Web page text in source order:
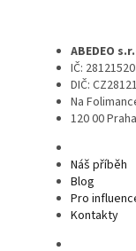
ABEDEO
IČ: 28121520
DIČ:
Na
120 00
Náš příběh
Blog
Pro
Kontakty